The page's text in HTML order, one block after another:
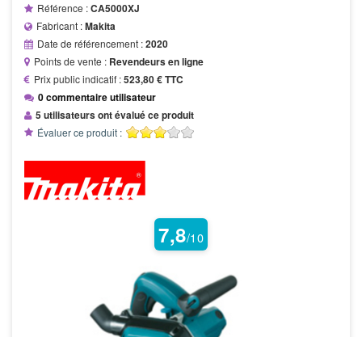
Référence :CA5000XJ
Fabricant :Makita
Date de référencement :2020
Points de vente : Revendeurs en ligne
Prix public indicatif :523,80 € TTC
0 commentaire utilisateur
5 utilisateurs ont évalué ce produit
Évaluer ce produit :
7,8/10